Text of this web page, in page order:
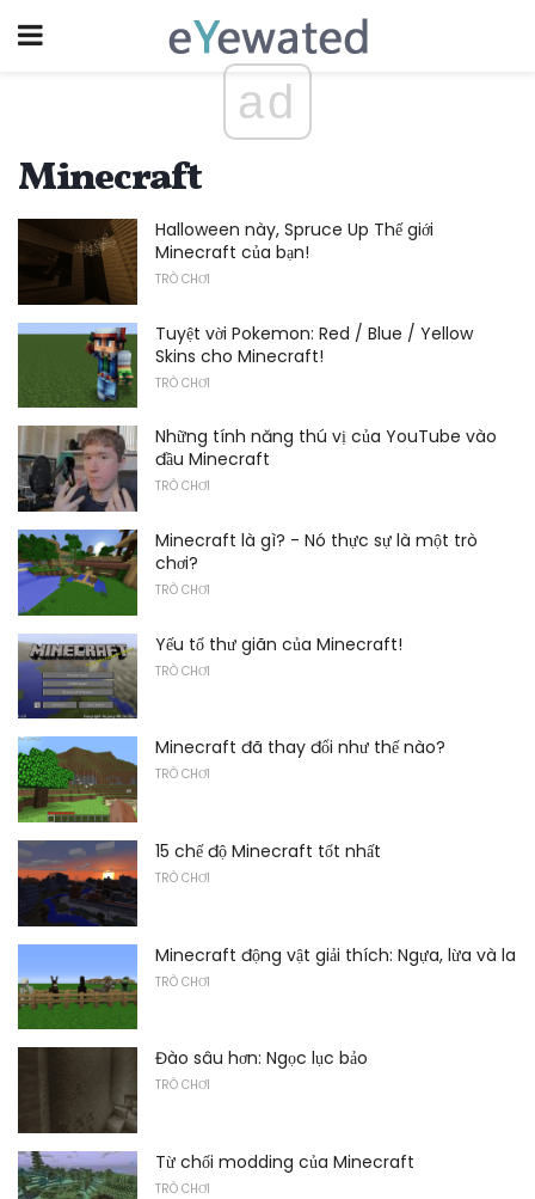
ad
Minecraft
Halloween này, Spruce Up Thế giới
Minecraft của bạn!
TRÒ CHƠI
Tuyệt vời Pokemon: Red / Blue / Yellow
Skins cho Minecraft!
TRÒ CHƠI
Những tính năng thú vị của YouTube vào
đầu Minecraft
TRÒ CHƠI
Minecraft là gì? - Nó thực sự là một trò
chơi?
TRÒ CHƠI
Yếu tố thư giãn của Minecraft!
TRÒ CHƠI
Minecraft đã thay đổi như thế nào?
TRÒ CHƠI
15 chế độ Minecraft tốt nhất
TRÒ CHƠI
Minecraft động vật giải thích: Ngựa, lừa và la
TRÒ CHƠI
Đào sâu hơn: Ngọc lục bảo
TRÒ CHƠI
Từ chối modding của Minecraft
TRÒ CHƠI